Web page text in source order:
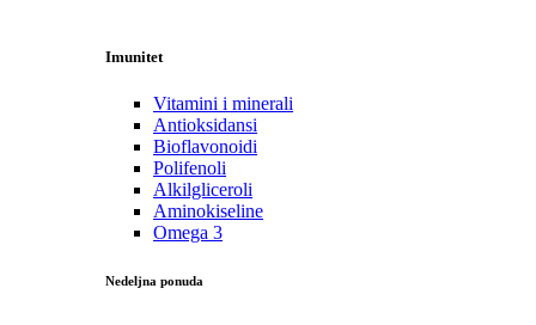
Imunitet
Vitamini i minerali
Antioksidansi
Bioflavonoidi
Polifenoli
Alkilgliceroli
Aminokiseline
Omega 3
Nedeljna ponuda